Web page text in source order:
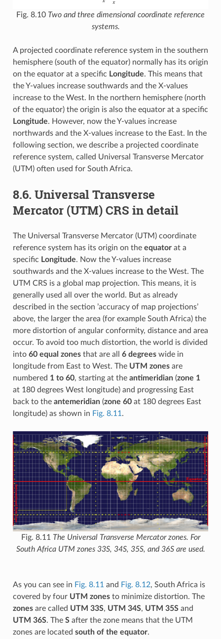
Fig. 8.10 Two and three dimensional coordinate reference
systems.
A projected coordinate reference system in the southern
hemisphere (south of the equator) normally has its origin
on the equator at a specific Longitude. This means that
the Y-values increase southwards and the X-values
increase to the West. In the northern hemisphere (north
of the equator) the origin is also the equator at a specific
Longitude. However, now the Y-values increase
northwards and the X-values increase to the East. In the
following section, we describe a projected coordinate
reference system, called Universal Transverse Mercator
(UTM) often used for South Africa.
8.6. Universal Transverse
Mercator (UTM) CRS in detail
The Universal Transverse Mercator (UTM) coordinate
reference system has its origin on the equatorat a
specific Longitude. Now the Y-values increase
southwards and the X-values increase to the West. The
UTM CRS is a global map projection. This means, it is
generally used all over the world. But as already
described in the section ’accuracy of map projections’
above, the larger the area (for example South Africa) the
more distortion of angular conformity, distance and area
occur. To avoid too much distortion, the world is divided
into 60 equal zonesthat are all 6 degreeswide in
longitude from East to West. The UTM zonesare
numbered 1 to 60, starting at the antimeridian(zone 1
at 180 degrees West longitude) and progressing East
back to the antemeridian(zone 60at 180 degrees East
longitude) as shown in Fig. 8.11 .
Fig. 8.11 The Universal Transverse Mercator zones. For
South Africa UTM zones 33S, 34S, 35S, and 36S are used.
As you can see in Fig. 8.11 and Fig. 8.12, South Africa is
covered by four UTM zonesto minimize distortion. The
zonesare called UTM 33S, UTM 34S, UTM 35Sand
UTM 36S. The Safter the zone means that the UTM
zones are located south of the equator.